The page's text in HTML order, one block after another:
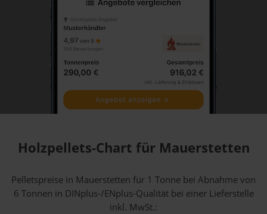
Holzpellets-Chart für Mauerstetten
Pelletspreise in Mauerstetten für 1 Tonne bei Abnahmevon
6 Tonnen in DINplus-/ENplus-Qualität bei einer Lieferstelle
inkl. MwSt.: